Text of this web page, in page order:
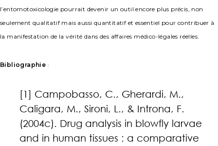
l’entomotoxicologie pourrait devenir un outil encore plus précis, non
seulement qualitatif mais aussi quantitatif et essentiel pour contribuer à
la manifestation de la vérité dans des affaires médico-légales réelles.
Bibliographie :
[1] Campobasso, C., Gherardi, M.,
Caligara, M., Sironi, L., & Introna, F.
(2004c). Drug analysis in blowfly larvae
and in human tissues : a comparative